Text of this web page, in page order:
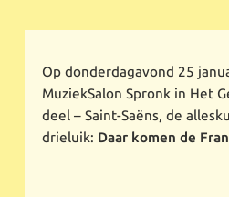
Op donderdagavond 25
MuziekSalon Spronk in Het
deel – Saint-Saëns, de
drieluik: Daar komen de